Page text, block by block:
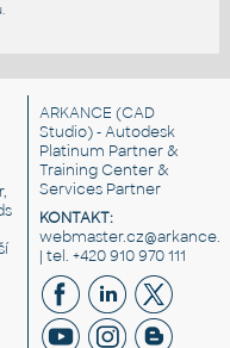
.
ARKANCE (CAD
Studio) - Autodesk
Platinum Partner &
Training Center &
Services Partner
KONTAKT:
| tel. +420 910 970 111